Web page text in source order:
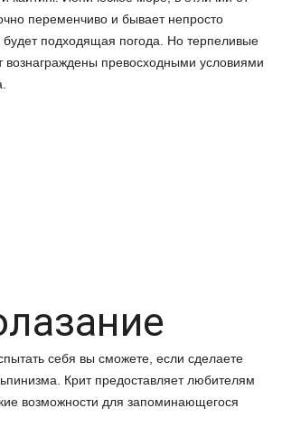
переменчиво и бывает непросто
будет подходящая погода. Но терпеливые
вознаграждены превосходными условиями
себя вы сможете, если сделаете
Крит предоставляет любителям
возможности для запоминающегося